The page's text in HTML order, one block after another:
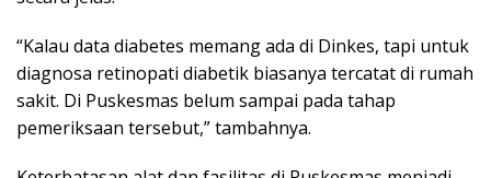
“Kalau data diabetes memang ada di Dinkes, tapi untuk
diagnosa retinopati diabetik biasanya tercatat di rumah
sakit. Di Puskesmas belum sampai pada tahap
pemeriksaan tersebut,” tambahnya.